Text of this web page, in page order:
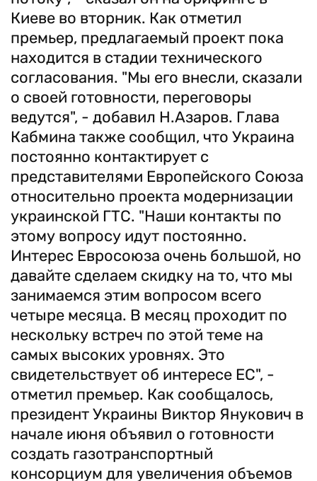
Киеве во вторник. Как отметил
премьер, предлагаемый проект пока
находится в стадии технического
согласования. "Мы его внесли, сказали
о своей готовности, переговоры
ведутся", - добавил Н.Азаров. Глава
Кабмина также сообщил, что Украина
постоянно контактирует с
представителями Европейского Союза
относительно проекта модернизации
украинской ГТС. "Наши контакты по
этому вопросу идут постоянно.
Интерес Евросоюза очень большой, но
давайте сделаем скидку на то, что мы
занимаемся этим вопросом всего
четыре месяца. В месяц проходит по
нескольку встреч по этой теме на
самых высоких уровнях. Это
свидетельствует об интересе ЕС", -
отметил премьер. Как сообщалось,
президент Украины Виктор Янукович в
начале июня объявил о готовности
создать газотранспортный
консорциум для увеличения объемов